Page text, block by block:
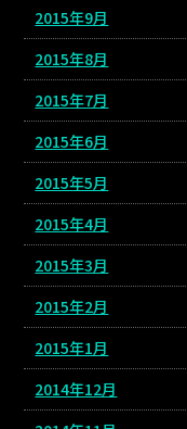
2015年9月
2015年8月
2015年7月
2015年6月
2015年5月
2015年4月
2015年3月
2015年2月
2015年1月
2014年12月